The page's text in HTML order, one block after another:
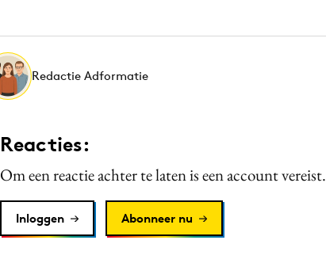
Redactie Adformatie
Reacties:
Om een reactie achter te laten is een account vereist.
Inloggen Abonneer nu